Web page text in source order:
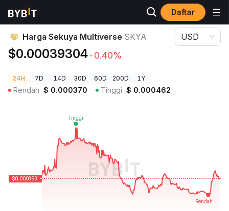
Daftar
Harga Kripto Harga Sekuya Multiverse SKYA
Harga Sekuya Multiverse SKYA
$0.00039304-0.40%
USD
24H 7D 14D 30D 60D 200D 1Y
Rendah $ 0.000370 Tinggi $ 0.000462